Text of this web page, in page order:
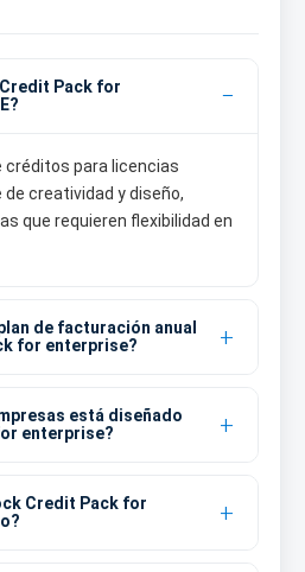
Pack for
créditos para licencias
creatividad y diseño,
que requieren flexibilidad en
de facturación anual
for enterprise?
está diseñado
enterprise?
Credit Pack for